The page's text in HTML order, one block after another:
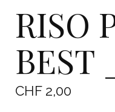
RISO
BEST
CHF 2,00